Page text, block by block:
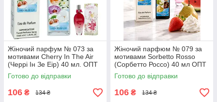
Жіночий парфум № 073 за
мотивами Cherry In The Air
(Черрі Ін Зе Еір) 40 мл. ОПТ
Готово до відправки
106 ₴ 134 ₴
Жіночий парфюм № 079 за
мотивами Sorbetto Rosso
(Сорбетто Россо) 40 мл ОПТ
Готово до відправки
106 ₴ 134 ₴